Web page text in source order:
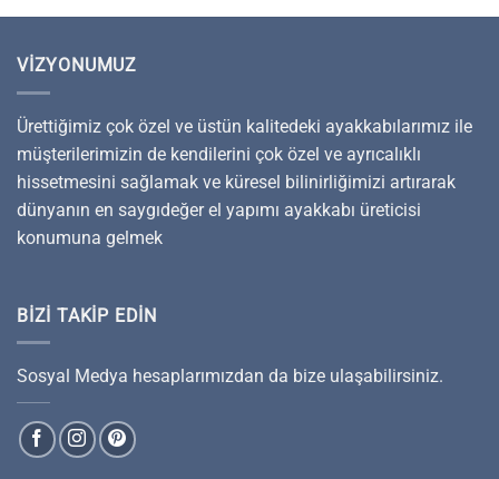
VIZYONUMUZ
Ürettiğimiz çok özel ve üstün kalitedeki ayakkabılarımız ile
müşterilerimizin de kendilerini çok özel ve ayrıcalıklı
hissetmesini sağlamak ve küresel bilinirliğimizi artırarak
dünyanın en saygıdeğer el yapımı ayakkabı üreticisi
konumuna gelmek
BIZI TAKIP EDIN
Sosyal Medya hesaplarımızdan da bize ulaşabilirsiniz.